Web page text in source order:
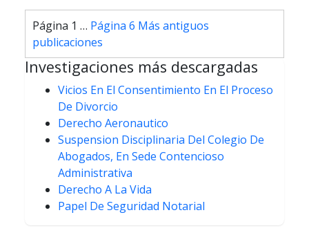
Paginación
de
entradas
Página 1 … Página 6 Más antiguos
publicaciones
Investigaciones más descargadas
Vicios En El Consentimiento En El Proceso
De Divorcio
Derecho Aeronautico
Suspension Disciplinaria Del Colegio De
Abogados, En Sede Contencioso
Administrativa
Derecho A La Vida
Papel De Seguridad Notarial